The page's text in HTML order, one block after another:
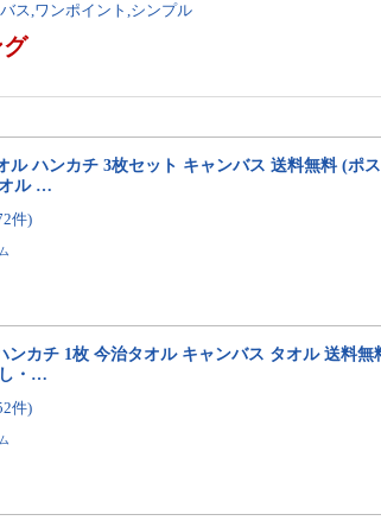
ス,ワンポイント,シンプル
ル ハンカチ 3枚セット キャンバス 送料無料 (ポ
ル …
件)
ンカチ 1枚 今治タオル キャンバス タオル 送料
・…
件)